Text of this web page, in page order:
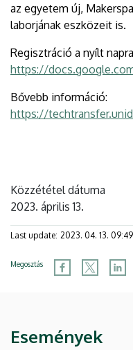
az egyetem új,
laborjának eszközeit is.
Regisztráció a nyílt
https://
Bővebb információ:
https://
Közzététel dátuma
2023. április 13.
Last update: 2023. 04. 13. 09:49
Megosztás
Események